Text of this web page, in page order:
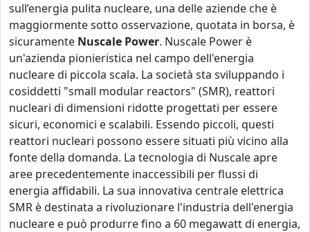
sull’energia pulita nucleare, una delle aziende che è
maggiormente sotto osservazione, quotata in borsa, è
sicuramente Nuscale Power. Nuscale Power è
un'azienda pionieristica nel campo dell'energia
nucleare di piccola scala. La società sta sviluppando i
cosiddetti "small modular reactors" (SMR), reattori
nucleari di dimensioni ridotte progettati per essere
sicuri, economici e scalabili. Essendo piccoli, questi
reattori nucleari possono essere situati più vicino alla
fonte della domanda. La tecnologia di Nuscale apre
aree precedentemente inaccessibili per flussi di
energia affidabili. La sua innovativa centrale elettrica
SMR è destinata a rivoluzionare l'industria dell'energia
nucleare e può produrre fino a 60 megawatt di energia,